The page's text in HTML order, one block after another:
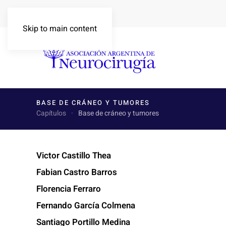
Skip to main content
BASE DE CRÁNEO Y TUMORES
Capítulos Base de cráneo y tumores
Victor Castillo Thea
Fabian Castro Barros
Florencia Ferraro
Fernando García Colmena
Santiago Portillo Medina